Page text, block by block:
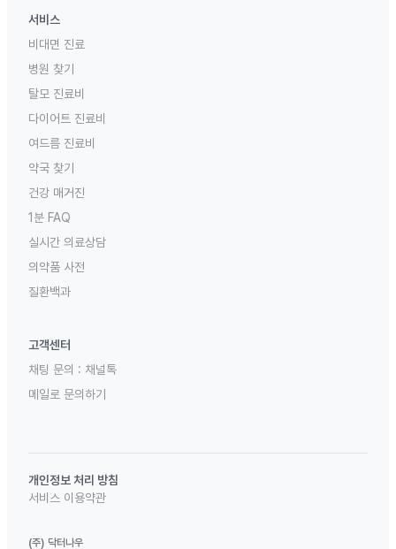
서비스
비대면 진료
병원 찾기
탈모 진료비
다이어트 진료비
여드름 진료비
약국 찾기
건강 매거진
1분 FAQ
실시간 의료상담
의약품 사전
질환백과
고객센터
채팅 문의 : 채널톡
메일로 문의하기
개인정보 처리 방침
서비스 이용약관
(주) 닥터나우